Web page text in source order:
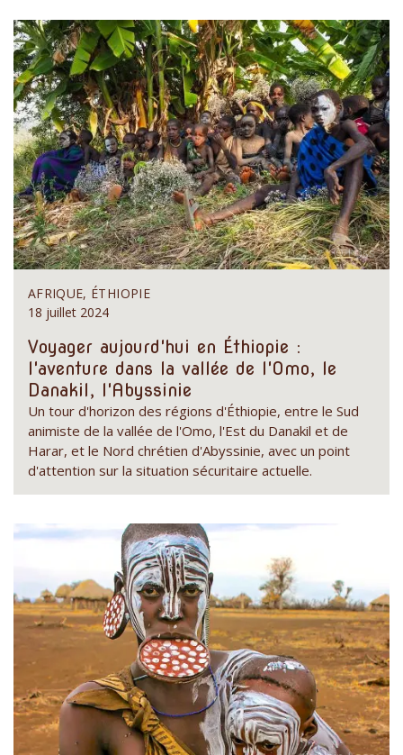
AFRIQUE, ÉTHIOPIE
18 juillet 2024
Voyager aujourd'hui en Éthiopie :
l'aventure dans la vallée de l'Omo, le
Danakil, l'Abyssinie
Un tour d'horizon des régions d'Éthiopie, entre le Sud
animiste de la vallée de l'Omo, l'Est du Danakil et de
Harar, et le Nord chrétien d'Abyssinie, avec un point
d'attention sur la situation sécuritaire actuelle.